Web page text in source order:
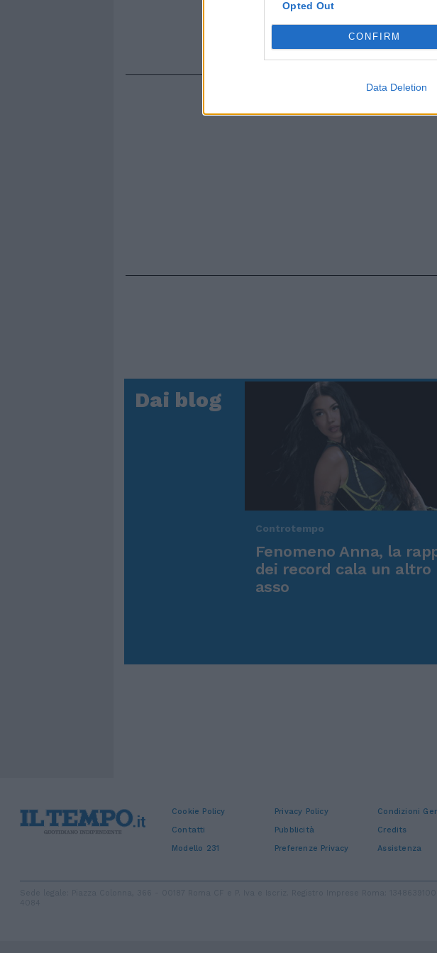
Opted Out
CONFIRM
Data Deletion
Insomma l'unica vera colpa
biancoceleste e non voler
essere un altro vassallo del
Dai blog
Controtempo
Fenomeno Anna, la
dei record cala un altro
asso
Cookie Policy Privacy Policy
Condizioni
Contatti
Pubblicità
Credits
Modello 231
Preferenze Privacy Assistenza